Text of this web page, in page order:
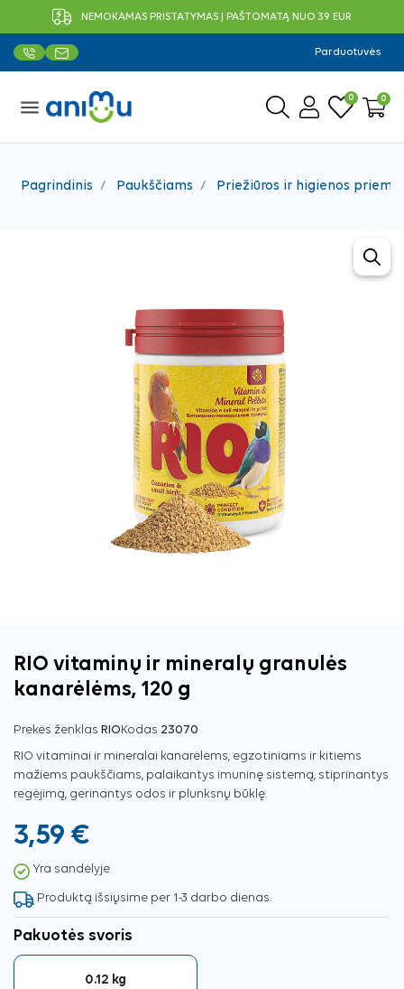
NEMOKAMAS PRISTATYMAS Į PAŠTOMATĄ NUO 39 EUR
Parduotuvės
menu 0 0
Pagrindinis Paukščiams Priežiūros ir higienos
RIO vitaminų ir mineralų granulės
kanarėlėms, 120 g
Prekės ženklas RIOKodas 23070
RIO vitaminai ir mineralai kanarėlėms, egzotiniams ir kitiems
mažiems paukščiams, palaikantys imuninę sistemą, stiprinantys
regėjimą, gerinantys odos ir plunksnų būklę.
3,59 €
Yra sandėlyje
Produktą išsiųsime per 1-3 darbo dienas.
Pakuotės svoris
0.12 kg